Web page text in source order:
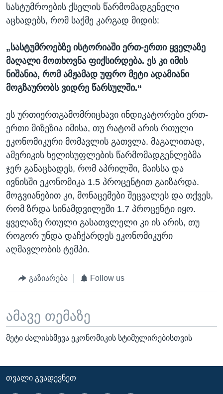
სასტუმროების ქსელის წარმომადგენელი
აცხადებს, რომ საქმე კარგად მიდის:
„სასტუმროებზე ისტორიაში ერთ-ერთი ყველაზე
მაღალი მოთხოვნა ფიქსირდება. ეს კი იმის
ნიშანია, რომ ამჟამად უფრო მეტი ადამიანი
მოგზაურობს ვიდრე წარსულში.“
ეს ურთიერთგამომრიცხავი ინდიკატორები ერთ-
ერთი მიზეზია იმისა, თუ რატომ არის რთული
ეკონომიკური მომავლის გათვლა. მაგალითად,
ამერიკის ხელისუფლების წარმომადგენლებმა
ჯერ განაცხადეს, რომ აპრილში, მაისსა და
ივნისში ეკონომიკა 1.5 პროცენტით გაიზარდა.
მოგვიანებით კი, მონაცემები შეცვალეს და თქვეს,
რომ ზრდა სინამდვილეში 1.7 პროცენტი იყო.
ყველაზე რთული გასათვლელი კი ის არის, თუ
როგორ უნდა დაჩქარდეს ეკონომიკური
აღმავლობის ტემპი.
გაზიარება Follow us
ამავე თემაზე
მეტი ძალისხმევა ეკონომიკის სტიმულირებისთვის
ᲗᲕᲐᲚᲘ ᲒᲕᲐᲓᲔᲕᲜᲔᲗ